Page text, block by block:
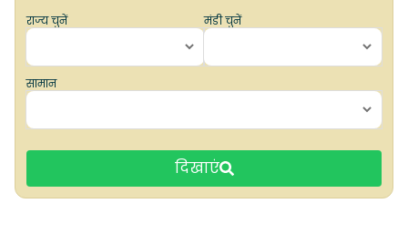
राज्य चुनें मंडी चुनें
सामान
दिखाएं